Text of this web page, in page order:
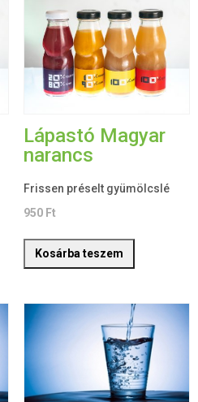
Lápastó Magyar
narancs
Frissen préselt gyümölcslé
950 Ft
Kosárba teszem